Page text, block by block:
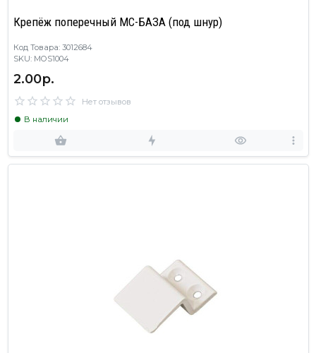
Крепёж поперечный МС-БАЗА (под шнур)
Код Товара: 3012684
SKU: MOS1004
2.00р.
Нет отзывов
В наличии